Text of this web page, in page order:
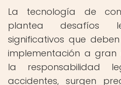
La tecnología de
plantea desafíos
significativos que
implementación a gran
la responsabilidad
accidentes, surgen